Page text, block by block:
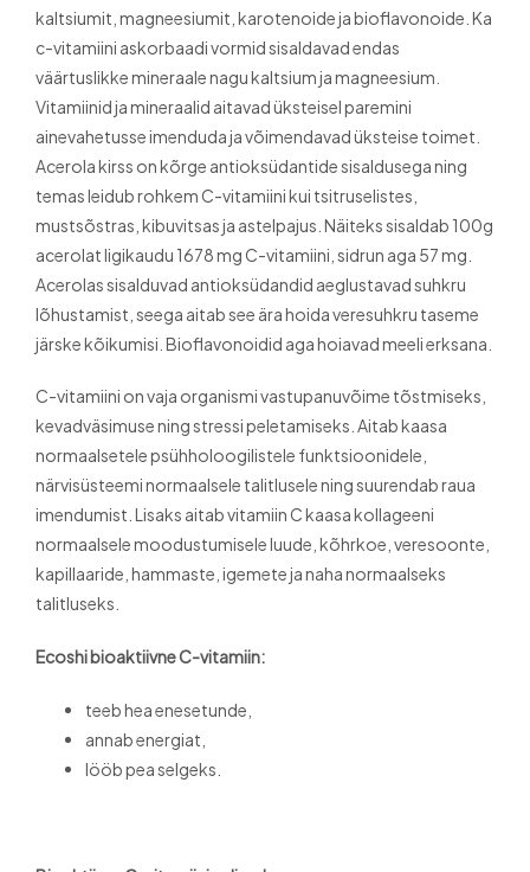
kaltsiumit, magneesiumit, karotenoide ja bioflavonoide. Ka
c-vitamiini askorbaadi vormid sisaldavad endas
väärtuslikke mineraale nagu kaltsium ja magneesium.
Vitamiinid ja mineraalid aitavad üksteisel paremini
ainevahetusse imenduda ja võimendavad üksteise toimet.
Acerola kirss on kõrge antioksüdantide sisaldusega ning
temas leidub rohkem C-vitamiini kui tsitruselistes,
mustsõstras, kibuvitsas ja astelpajus. Näiteks sisaldab 100g
acerolat ligikaudu 1678 mg C-vitamiini, sidrun aga 57 mg.
Acerolas sisalduvad antioksüdandid aeglustavad suhkru
lõhustamist, seega aitab see ära hoida veresuhkru taseme
järske kõikumisi. Bioflavonoidid aga hoiavad meeli erksana.
C-vitamiini on vaja organismi vastupanuvõime tõstmiseks,
kevadväsimuse ning stressi peletamiseks. Aitab kaasa
normaalsetele psühholoogilistele funktsioonidele,
närvisüsteemi normaalsele talitlusele ning suurendab raua
imendumist. Lisaks aitab vitamiin C kaasa kollageeni
normaalsele moodustumisele luude, kõhrkoe, veresoonte,
kapillaaride, hammaste, igemete ja naha normaalseks
talitluseks.
Ecoshi bioaktiivne C-vitamiin:
teeb hea enesetunde,
annab energiat,
lööb pea selgeks.